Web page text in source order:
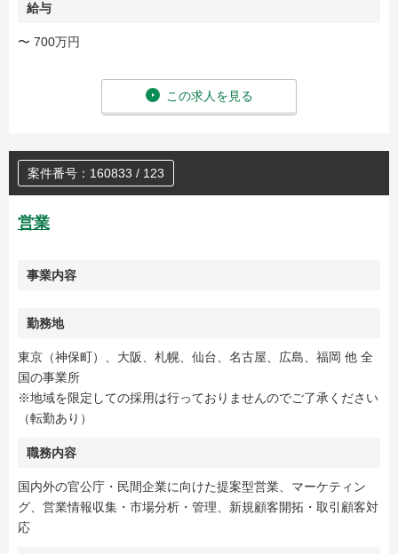
給与
〜 700万円
この求人を見る
案件番号：160833 / 123
営業
事業内容
勤務地
東京（神保町）、大阪、札幌、仙台、名古屋、広島、福岡 他 全
国の事業所
※地域を限定しての採用は行っておりませんのでご了承ください
（転勤あり）
職務内容
国内外の官公庁・民間企業に向けた提案型営業、マーケティン
グ、営業情報収集・市場分析・管理、新規顧客開拓・取引顧客対
応